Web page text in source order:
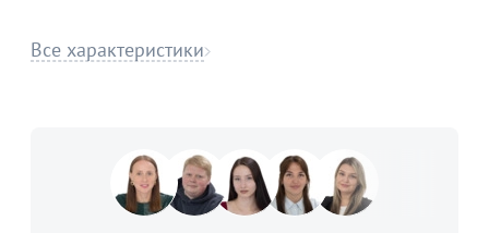
Все характеристики